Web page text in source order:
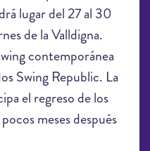
lugar del 27 al 30
de la Valldigna.
contemporánea
Swing Republic. La
el regreso de los
meses después